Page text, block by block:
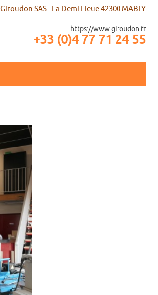
Giroudon SAS - La Demi-Lieue 42300 MABLY
https://www.giroudon.fr
+33 (0)4 77 71 24 55